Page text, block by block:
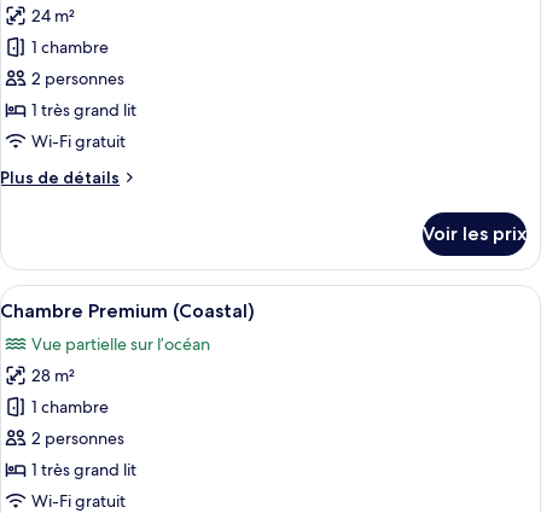
Deluxe
(Coastal)
photos
pour
ce
type
de
chambre :
Chambre
24 m²
1 chambre
2 personnes
1 très grand lit
Wi-Fi gratuit
Plus de détails
Plus
le
type
de
Chambre
Premium
(Concourse)
Voir les prix
Afficher
toutes
les
photos
pour
ce
type
de
Une chambre d’hôtel comprenant
6
Chambre Premium (Coastal)
Vue partielle sur l’océan
28 m²
1 chambre
2 personnes
1 très grand lit
Wi-Fi gratuit